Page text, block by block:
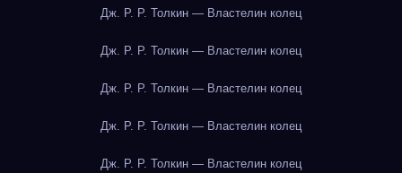
Дж. Р. Р. Толкин — Властелин колец
Дж. Р. Р. Толкин — Властелин колец
Дж. Р. Р. Толкин — Властелин колец
Дж. Р. Р. Толкин — Властелин колец
Дж. Р. Р. Толкин — Властелин колец